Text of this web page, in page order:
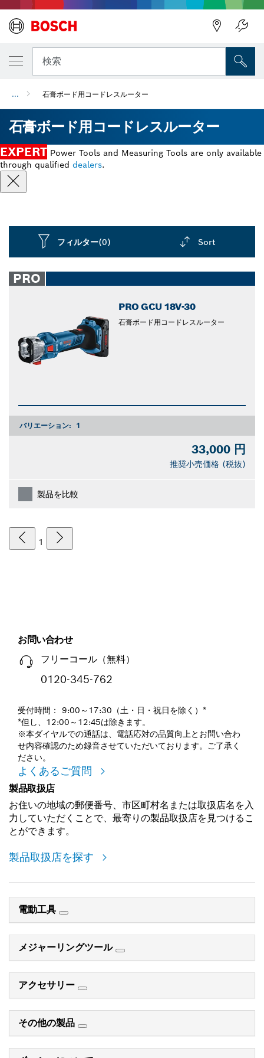
検索
... 石膏ボード用コードレスルーター
石膏ボード用コードレスルーター
EXPERT Power Tools and Measuring Tools are only available
through qualified dealers.
フィルター(0) Sort
closed
PRO
PRO GCU 18V-30
石膏ボード用コードレスルーター
バリエーション: 1
33,000 円
推奨小売価格 (税抜)
製品を比較
1
お問い合わせ
フリーコール（無料）
0120-345-762
受付時間： 9:00～17:30（土・日・祝日を除く）*
*但し、12:00～12:45は除きます。
※本ダイヤルでの通話は、電話応対の品質向上とお問い合わ
せ内容確認のため録音させていただいております。ご了承く
ださい。
よくあるご質問
製品取扱店
お住いの地域の郵便番号、市区町村名または取扱店名を入
力していただくことで、最寄りの製品取扱店を見つけるこ
とができます。
製品取扱店を探す
電動工具
メジャーリングツール
アクセサリー
その他の製品